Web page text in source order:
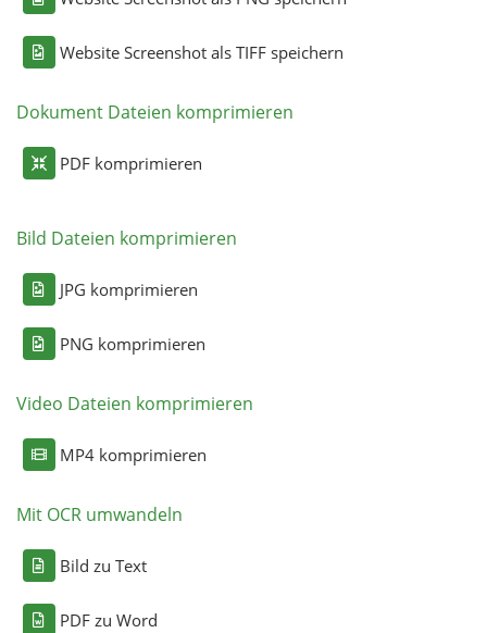
Website Screenshot als TIFF speichern
Dokument Dateien komprimieren
PDF komprimieren
Bild Dateien komprimieren
JPG komprimieren
PNG komprimieren
Video Dateien komprimieren
MP4 komprimieren
Mit OCR umwandeln
Bild zu Text
PDF zu Word